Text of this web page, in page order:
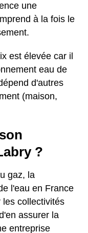
une
à la fois le
est élevée car il
eau de
d'autres
(maison,
?
gaz, la
l'eau en France
les collectivités
assurer la
entreprise